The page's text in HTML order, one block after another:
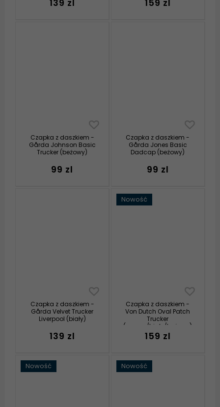
139 zl 159 zl
Czapka z daszkiem -
Gårda Johnson Basic
Trucker (beżowy)
99 zl
Czapka z daszkiem -
Gårda Jones Basic
Dadcap (beżowy)
99 zl
Czapka z daszkiem -
Gårda Velvet Trucker
Liverpool (biały)
139 zl
Nowość
Czapka z daszkiem -
Von Dutch Oval Patch
Trucker
(czarny/biały/beżowy)
159 zl
Nowość Nowość